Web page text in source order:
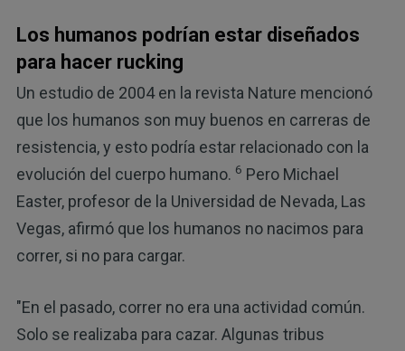
Los humanos podrían estar diseñados
para hacer rucking
Un estudio de 2004 en la revista Nature mencionó
que los humanos son muy buenos en carreras de
resistencia, y esto podría estar relacionado con la
evolución del cuerpo humano. 6 Pero Michael
Easter, profesor de la Universidad de Nevada, Las
Vegas, afirmó que los humanos no nacimos para
correr, si no para cargar.
"En el pasado, correr no era una actividad común.
Solo se realizaba para cazar. Algunas tribus